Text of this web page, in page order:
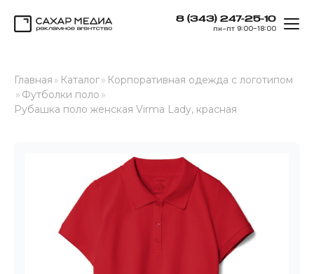
8 (343) 247-25-10
пн–пт 9:00–18:00
Главная » Каталог» Корпоративная одежда с логотипом
» Футболки поло »
Рубашка поло женская Virma Lady, красная